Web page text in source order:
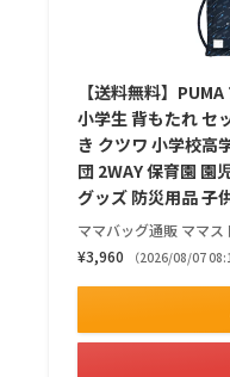
【送料無料】
小学生 背もたれ セ
き クツワ 小学校高
団 2WAY 保育園 園
グッズ 防災用品 子
ママバッグ通販 ママス
¥3,960
（2026/08/07